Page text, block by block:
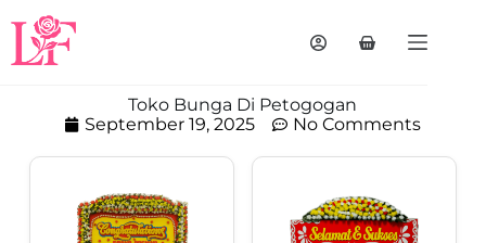
Toko Bunga Di Petogogan
September 19, 2025
No Comments